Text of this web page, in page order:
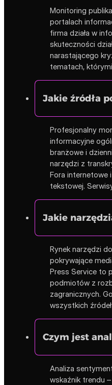
Monitoring
portalach
firma działa w
skuteczności
narastającego
tematach,
Jakie źródła
Profesjonalny
informacyjne
branżowe i
narzędzi z
Fora internetowe
tekstowej.
Jakie
Rynek narzędzi
pokrywające
Press Service to
podmiotów z
zagranicznych.
wszystkich
Czym jest
Analiza
wskaźnik trendu